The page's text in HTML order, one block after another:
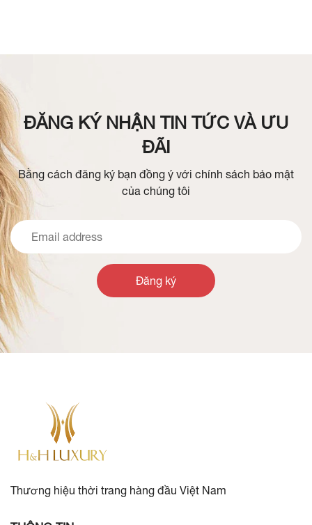
ĐĂNG KÝ NHẬN TIN TỨC VÀ ƯU
ĐÃI
Bằng cách đăng ký bạn đồng ý với chính sách bảo mật
của chúng tôi
Đăng ký
Thương hiệu thời trang hàng đầu Việt Nam